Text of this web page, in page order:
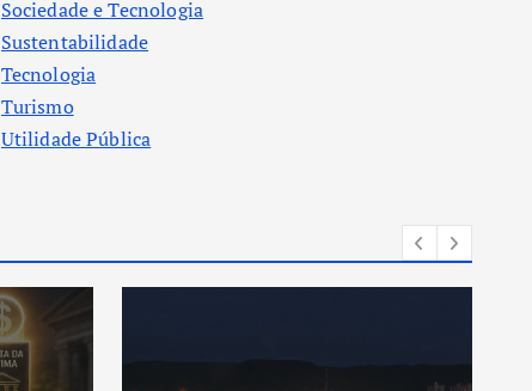
Sociedade e Tecnologia
Sustentabilidade
Tecnologia
Turismo
Utilidade Pública